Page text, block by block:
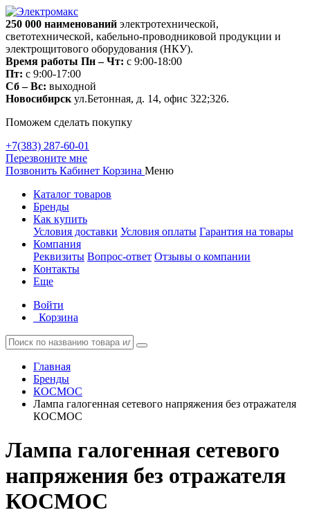
250 000 наименований электротехнической,
светотехнической, кабельно-проводниковой продукции и
электрощитового оборудования (НКУ).
Время работы Пн – Чт: с 9:00-18:00
Пт: с 9:00-17:00
Сб – Вс: выходной
Новосибирск ул.Бетонная, д. 14, офис 322;326.
Поможем сделать покупку
+7(383) 287-60-01
Перезвоните мне
Позвонить Кабинет Корзина Меню
Каталог товаров
Бренды
Как купить
Условия доставки Условия оплаты Гарантия на товары
Компания
Реквизиты Вопрос-ответ Отзывы о компании
Контакты
Еще
Войти
Корзина
Главная
Бренды
КОСМОС
Лампа галогенная сетевого напряжения без отражателя
КОСМОС
Лампа галогенная сетевого
напряжения без отражателя
КОСМОС